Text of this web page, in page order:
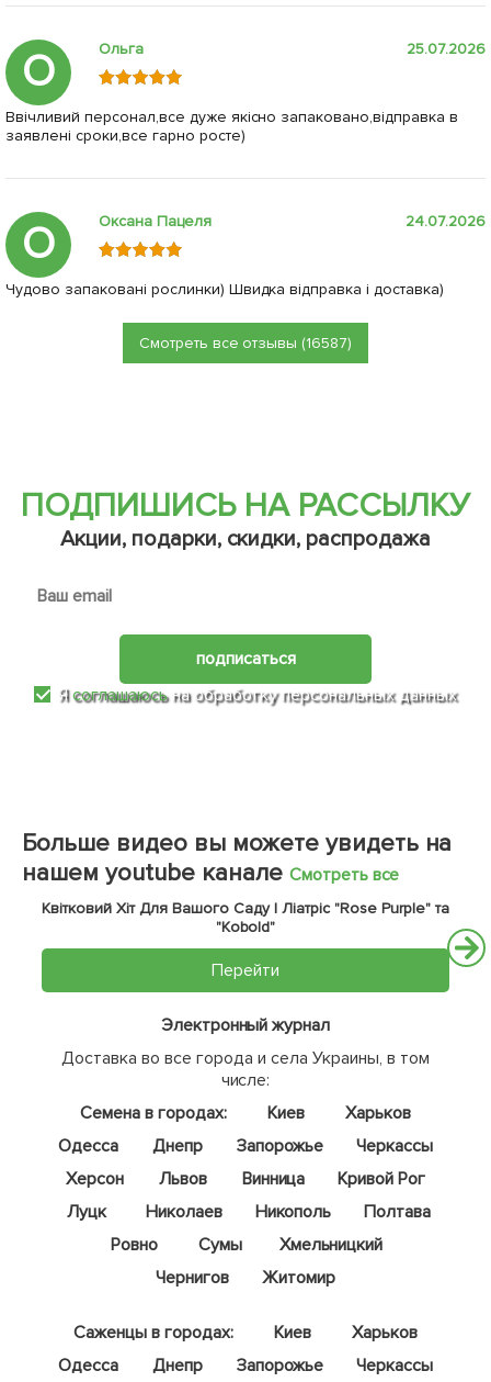
О Ольга 25.07.2026
Ввічливий персонал,все дуже якісно запаковано,відправка в
заявлені сроки,все гарно росте)
О Оксана Пацеля 24.07.2026
Чудово запаковані рослинки) Швидка відправка і доставка)
Смотреть все отзывы (16587)
ПОДПИШИСЬ НА РАССЫЛКУ
Акции, подарки, скидки, распродажа
подписаться
Ясоглашаюсьна обработку персональных данных
Больше видео вы можете увидеть на
нашем youtube канале Смотреть все
Квітковий Хіт Для Вашого Саду | Ліатріс "Rose Purple" та
"Kobold"
Перейти
Электронный журнал
Доставка во все города и села Украины, в том
числе:
Семена в городах:
Киев
Харьков
Одесса
Днепр Запорожье
Черкассы
Херсон
Львов Винница
Кривой Рог
Луцк
Николаев Никополь
Полтава
Ровно
Сумы
Хмельницкий
Чернигов
Житомир
Саженцы в городах: Киев
Харьков
Одесса
Днепр Запорожье
Черкассы